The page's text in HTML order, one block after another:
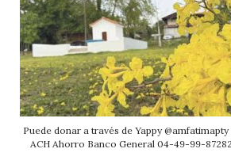
Puede donar a través de Yappy
ACH Ahorro Banco General 04-49-99-